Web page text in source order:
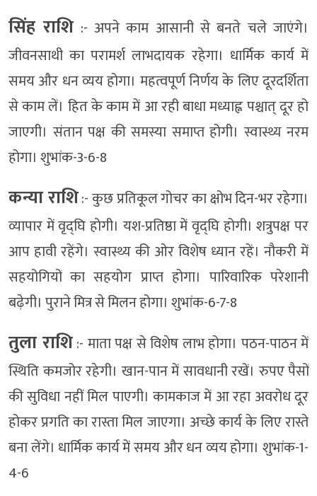
सिंह राशि :- अपने काम आसानी से बनते चले जाएंगे।
जीवनसाथी का परामर्श लाभदायक रहेगा। धार्मिक कार्य में
समय और धन व्यय होगा। महत्वपूर्ण निर्णय के लिए दूरदर्शिता
से काम लें। हित के काम में आ रही बाधा मध्याह्न पश्चात् दूर हो
जाएगी। संतान पक्ष की समस्या समाप्त होगी। स्वास्थ्य नरम
होगा। शुभांक-3-6-8
कन्या राशि:- कुछ प्रतिकूल गोचर का क्षोभ दिन-भर रहेगा।
व्यापार में वृद्घि होगी। यश-प्रतिष्ठा में वृद्घि होगी। शत्रुपक्ष पर
आप हावी रहेंगे। स्वास्थ्य की ओर विशेष ध्यान रहें। नौकरी में
सहयोगियों का सहयोग प्राप्त होगा। पारिवारिक परेशानी
बढ़ेगी। पुराने मित्र से मिलन होगा। शुभांक-6-7-8
तुला राशि:- माता पक्ष से विशेष लाभ होगा। पठन-पाठन में
स्थिति कमजोर रहेगी। खान-पान में सावधानी रखें। रुपए पैसों
की सुविधा नहीं मिल पाएगी। कामकाज में आ रहा अवरोध दूर
होकर प्रगति का रास्ता मिल जाएगा। अच्छे कार्य के लिए रास्ते
बना लेंगे। धार्मिक कार्य में समय और धन व्यय होगा। शुभांक-1-
4-6